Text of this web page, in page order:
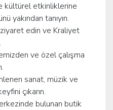
kültürel etkinliklerine
yakından tanıyın.
edin ve Kraliyet
ve özel çalışma
sanat, müzik ve
çıkarın.
bulunan butik